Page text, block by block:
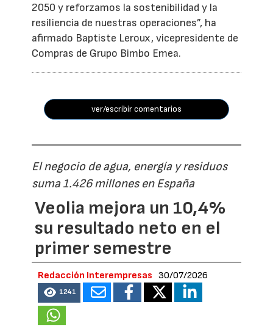
2050 y reforzamos la sostenibilidad y la
resiliencia de nuestras operaciones”, ha
afirmado Baptiste Leroux, vicepresidente de
Compras de Grupo Bimbo Emea.
ver/escribir comentarios
El negocio de agua, energía y residuos
suma 1.426 millones en España
Veolia mejora un 10,4%
su resultado neto en el
primer semestre
Redacción Interempresas 30/07/2026
1241